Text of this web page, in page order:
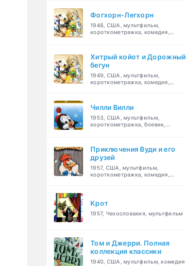
Фогхорн-Легхорн
1948, США, мультфильм,
короткометражка, комедия,
Хитрый койот и Дорожный
бегун
1949, США, мультфильм,
короткометражка, комедия,
Чилли Вилли
1953, США, мультфильм,
короткометражка, боевик,
Приключения Вуди и его
друзей
1957, США, мультфильм,
короткометражка, комедия,
Крот
1957, Чехословакия, мультфильм
Том и Джерри. Полная
коллекция классики
1940, США, мультфильм, комедия